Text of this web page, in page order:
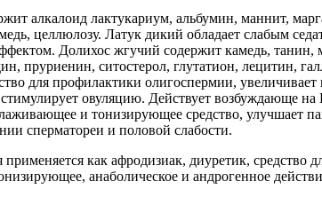
алкалоид лактукариум, альбумин, маннит,
целлюлозу. Латук дикий обладает слабым
Долихос жгучий содержит камедь, танин,
пруриенин, ситостерол, глутатион, лецитин,
для профилактики олигоспермии, увеличивает
овуляцию. Действует возбуждающе
и тонизирующее средство, улучшает
сперматореи и половой слабости.
применяется как афродизиак, диуретик,
анаболическое и андрогенное